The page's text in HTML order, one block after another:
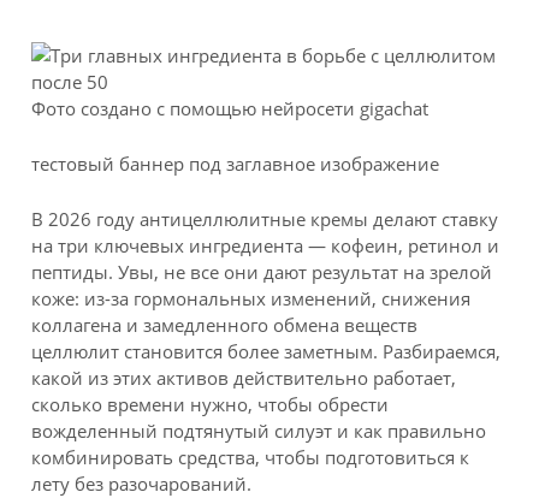
Фото создано с помощью нейросети gigachat
тестовый баннер под заглавное изображение
В 2026 году антицеллюлитные кремы делают ставку
на три ключевых ингредиента — кофеин, ретинол и
пептиды. Увы, не все они дают результат на зрелой
коже: из-за гормональных изменений, снижения
коллагена и замедленного обмена веществ
целлюлит становится более заметным. Разбираемся,
какой из этих активов действительно работает,
сколько времени нужно, чтобы обрести
вожделенный подтянутый силуэт и как правильно
комбинировать средства, чтобы подготовиться к
лету без разочарований.